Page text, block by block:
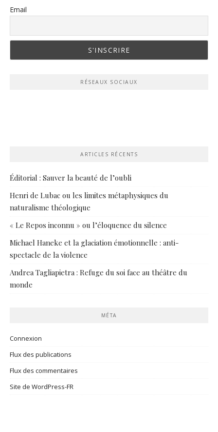
Email
RÉSEAUX SOCIAUX
ARTICLES RÉCENTS
Éditorial : Sauver la beauté de l’oubli
Henri de Lubac ou les limites métaphysiques du
naturalisme théologique
« Le Repos inconnu » ou l’éloquence du silence
Michael Haneke et la glaciation émotionnelle : anti-
spectacle de la violence
Andrea Tagliapietra : Refuge du soi face au théâtre du
monde
MÉTA
Connexion
Flux des publications
Flux des commentaires
Site de WordPress-FR